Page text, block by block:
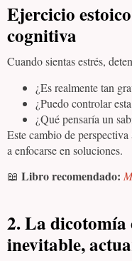
Ejercicio
cognitiva
Cuando sientas estrés,
¿Es realmente tan
¿Puedo controlar
¿Qué pensaría un
Este cambio de
a enfocarse en soluciones.
📖 Libro recomendado:
2. La
inevitable,